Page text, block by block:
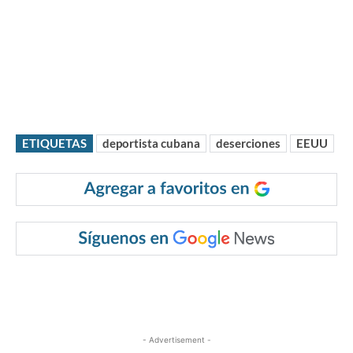
ETIQUETAS deportista cubana deserciones EEUU
- Advertisement -